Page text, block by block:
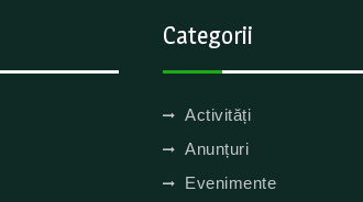
Categorii
Activități
Anunțuri
Evenimente